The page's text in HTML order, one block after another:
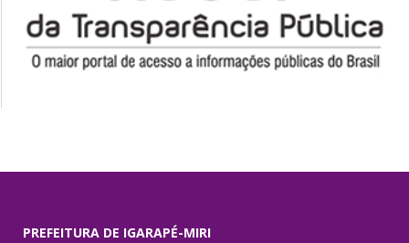
PREFEITURA DE IGARAPÉ-MIRI